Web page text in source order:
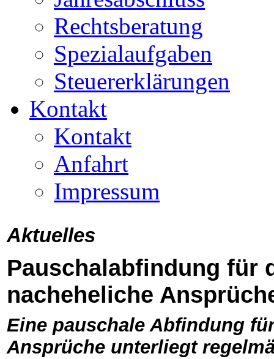
Rechtsberatung
Spezialaufgaben
Steuererklärungen
Kontakt
Kontakt
Anfahrt
Impressum
Aktuelles
Pauschalabfindung für
nacheheliche
Eine pauschale Abfindung
Ansprüche unterliegt